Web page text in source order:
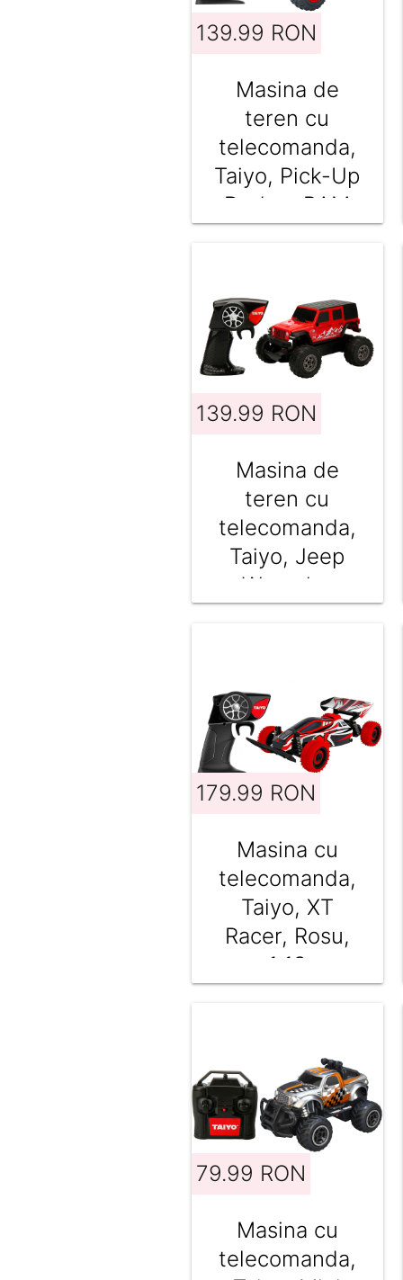
139.99 RON
Masina de
teren cu
telecomanda,
Taiyo, Pick-Up
Dodge, RAM
TRX, 1:22
139.99 RON
Masina de
teren cu
telecomanda,
Taiyo, Jeep
Wrangler
179.99 RON
Masina cu
telecomanda,
Taiyo, XT
Racer, Rosu,
1:18
79.99 RON
Masina cu
telecomanda,